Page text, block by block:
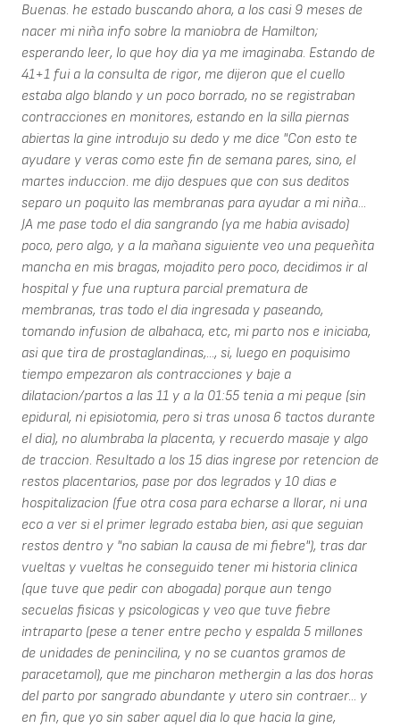
Buenas. he estado buscando ahora, a los casi 9 meses de
nacer mi niña info sobre la maniobra de Hamilton;
esperando leer, lo que hoy dia ya me imaginaba. Estando de
41+1 fui a la consulta de rigor, me dijeron que el cuello
estaba algo blando y un poco borrado, no se registraban
contracciones en monitores, estando en la silla piernas
abiertas la gine introdujo su dedo y me dice "Con esto te
ayudare y veras como este fin de semana pares, sino, el
martes induccion. me dijo despues que con sus deditos
separo un poquito las membranas para ayudar a mi niña...
JA me pase todo el dia sangrando (ya me habia avisado)
poco, pero algo, y a la mañana siguiente veo una pequeñita
mancha en mis bragas, mojadito pero poco, decidimos ir al
hospital y fue una ruptura parcial prematura de
membranas, tras todo el dia ingresada y paseando,
tomando infusion de albahaca, etc, mi parto nos e iniciaba,
asi que tira de prostaglandinas,..., si, luego en poquisimo
tiempo empezaron als contracciones y baje a
dilatacion/partos a las 11 y a la 01:55 tenia a mi peque (sin
epidural, ni episiotomia, pero si tras unosa 6 tactos durante
el dia), no alumbraba la placenta, y recuerdo masaje y algo
de traccion. Resultado a los 15 dias ingrese por retencion de
restos placentarios, pase por dos legrados y 10 dias e
hospitalizacion (fue otra cosa para echarse a llorar, ni una
eco a ver si el primer legrado estaba bien, asi que seguian
restos dentro y "no sabian la causa de mi fiebre"), tras dar
vueltas y vueltas he conseguido tener mi historia clinica
(que tuve que pedir con abogada) porque aun tengo
secuelas fisicas y psicologicas y veo que tuve fiebre
intraparto (pese a tener entre pecho y espalda 5 millones
de unidades de penincilina, y no se cuantos gramos de
paracetamol), que me pincharon methergin a las dos horas
del parto por sangrado abundante y utero sin contraer... y
en fin, que yo sin saber aquel dia lo que hacia la gine,